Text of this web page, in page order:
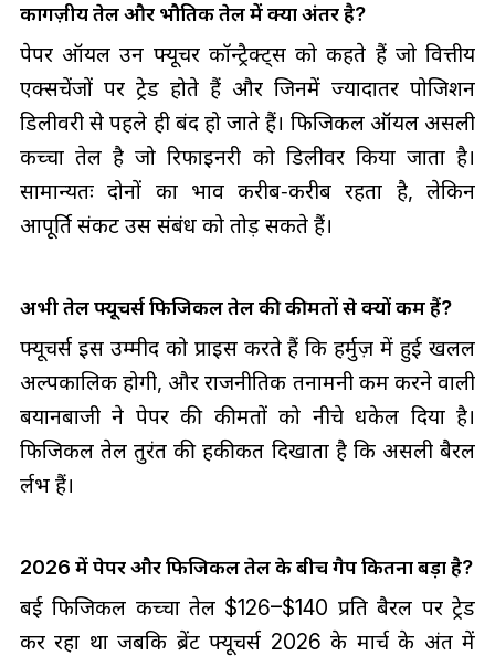
कागज़ीय तेल और भौतिक तेल में क्या अंतर है?
पेपर ऑयल उन फ्यूचर कॉन्ट्रैक्ट्स को कहते हैं जो वित्तीय
एक्सचेंजों पर ट्रेड होते हैं और जिनमें ज्यादातर पोजिशन
डिलीवरी से पहले ही बंद हो जाते हैं। फिजिकल ऑयल असली
कच्चा तेल है जो रिफाइनरी को डिलीवर किया जाता है।
सामान्यतः दोनों का भाव करीब‑करीब रहता है, लेकिन
आपूर्ति संकट उस संबंध को तोड़ सकते हैं।
अभी तेल फ्यूचर्स फिजिकल तेल की कीमतों से क्यों कम हैं?
फ्यूचर्स इस उम्मीद को प्राइस करते हैं कि हर्मुज़ में हुई खलल
अल्पकालिक होगी, और राजनीतिक तनामनी कम करने वाली
बयानबाजी ने पेपर की कीमतों को नीचे धकेल दिया है।
फिजिकल तेल तुरंत की हकीकत दिखाता है कि असली बैरल
दुर्लभ हैं।
2026 में पेपर और फिजिकल तेल के बीच गैप कितना बड़ा है?
दुबई फिजिकल कच्चा तेल $126–$140 प्रति बैरल पर ट्रेड
कर रहा था जबकि ब्रेंट फ्यूचर्स 2026 के मार्च के अंत में